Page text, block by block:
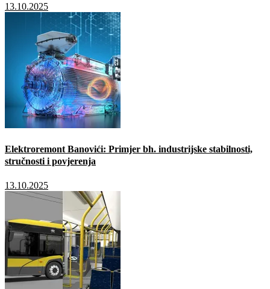
13.10.2025
Elektroremont Banovići: Primjer bh. industrijske stabilnosti,
stručnosti i povjerenja
13.10.2025